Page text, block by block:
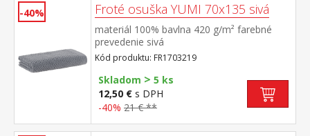
-40% Froté osuška YUMI 70x135 sivá
materiál 100% bavlna 420 g/m² farebné
prevedenie sivá
Kód produktu: FR1703219
Skladom > 5 ks
12,50 € s DPH
-40% 21 € **